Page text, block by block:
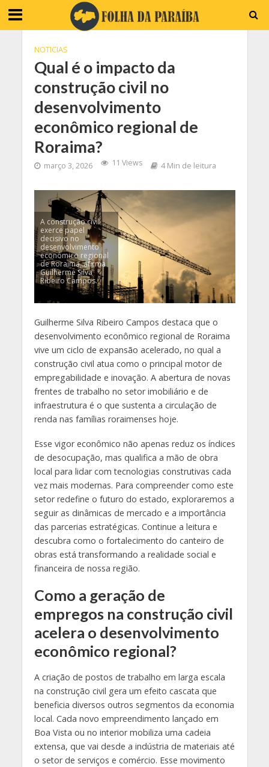
NOTICIAS
Qual é o impacto da
construção civil no
desenvolvimento
econômico regional de
Roraima?
março 3, 2026 11 Views 4 Min de leitura
A construção civil
exerce papel
decisivo no
desenvolvimento
econômico regional
de Roraima, afirma
Guilherme Silva
Ribeiro Campos.
Guilherme Silva Ribeiro Campos destaca que o
desenvolvimento econômico regional de Roraima
vive um ciclo de expansão acelerado, no qual a
construção civil atua como o principal motor de
empregabilidade e inovação. A abertura de novas
frentes de trabalho no setor imobiliário e de
infraestrutura é o que sustenta a circulação de
renda nas famílias roraimenses hoje.
Esse vigor econômico não apenas reduz os índices
de desocupação, mas qualifica a mão de obra
local para lidar com tecnologias construtivas cada
vez mais modernas. Para compreender como este
setor redefine o futuro do estado, exploraremos a
seguir as dinâmicas de mercado e a importância
das parcerias estratégicas. Continue a leitura e
descubra como o fortalecimento do canteiro de
obras está transformando a realidade social e
financeira de nossa região.
Como a geração de
empregos na construção civil
acelera o desenvolvimento
econômico regional?
A criação de postos de trabalho em larga escala
na construção civil gera um efeito cascata que
beneficia diversos outros segmentos da economia
local. Cada novo empreendimento lançado em
Boa Vista ou no interior mobiliza uma cadeia
extensa, que vai desde a indústria de materiais até
o setor de serviços e comércio. Esse movimento